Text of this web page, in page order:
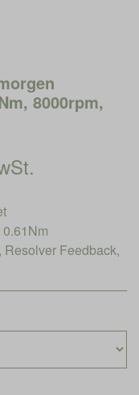
8000rpm,
Feedback,